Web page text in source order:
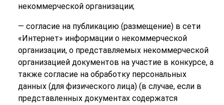
некоммерческой организации;
— согласие на публикацию (размещение) в сети
«Интернет» информации о некоммерческой
организации, о представляемых некоммерческой
организацией документов на участие в конкурсе, а
также согласие на обработку персональных
данных (для физического лица) (в случае, если в
представленных документах содержатся